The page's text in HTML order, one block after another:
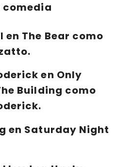
comedia
en The Bear como
en Only
Building como
en Saturday Night